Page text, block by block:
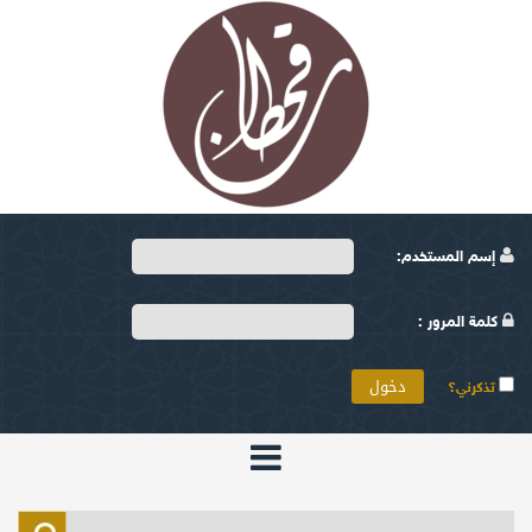
إسم المستخدم:
كلمة المرور :
تذكرني؟